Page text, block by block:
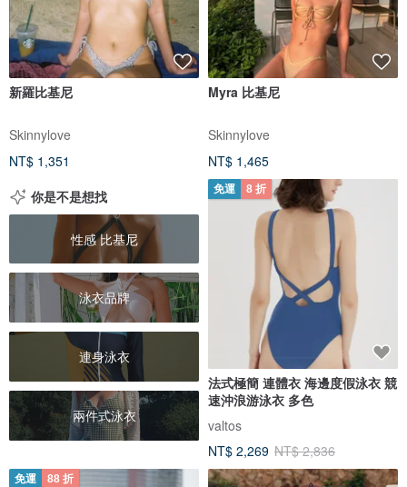
新羅比基尼
Skinnylove
NT$ 1,351
Myra 比基尼
Skinnylove
NT$ 1,465
你是不是想找
性感 比基尼
泳衣品牌
連身泳衣
兩件式泳衣
免運 8 折
法式極簡 連體衣 海邊度假泳衣 競
速沖浪游泳衣 多色
valtos
NT$ 2,269 NT$ 2,836
免運 88 折